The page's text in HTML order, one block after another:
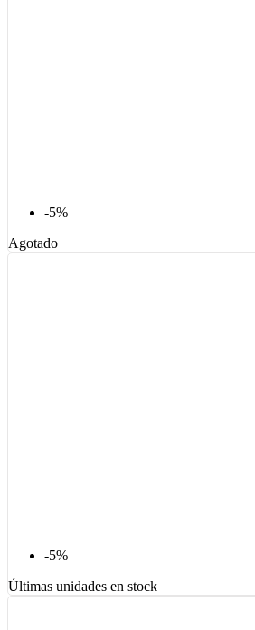
-5%
Agotado
-5%
Últimas unidades en stock